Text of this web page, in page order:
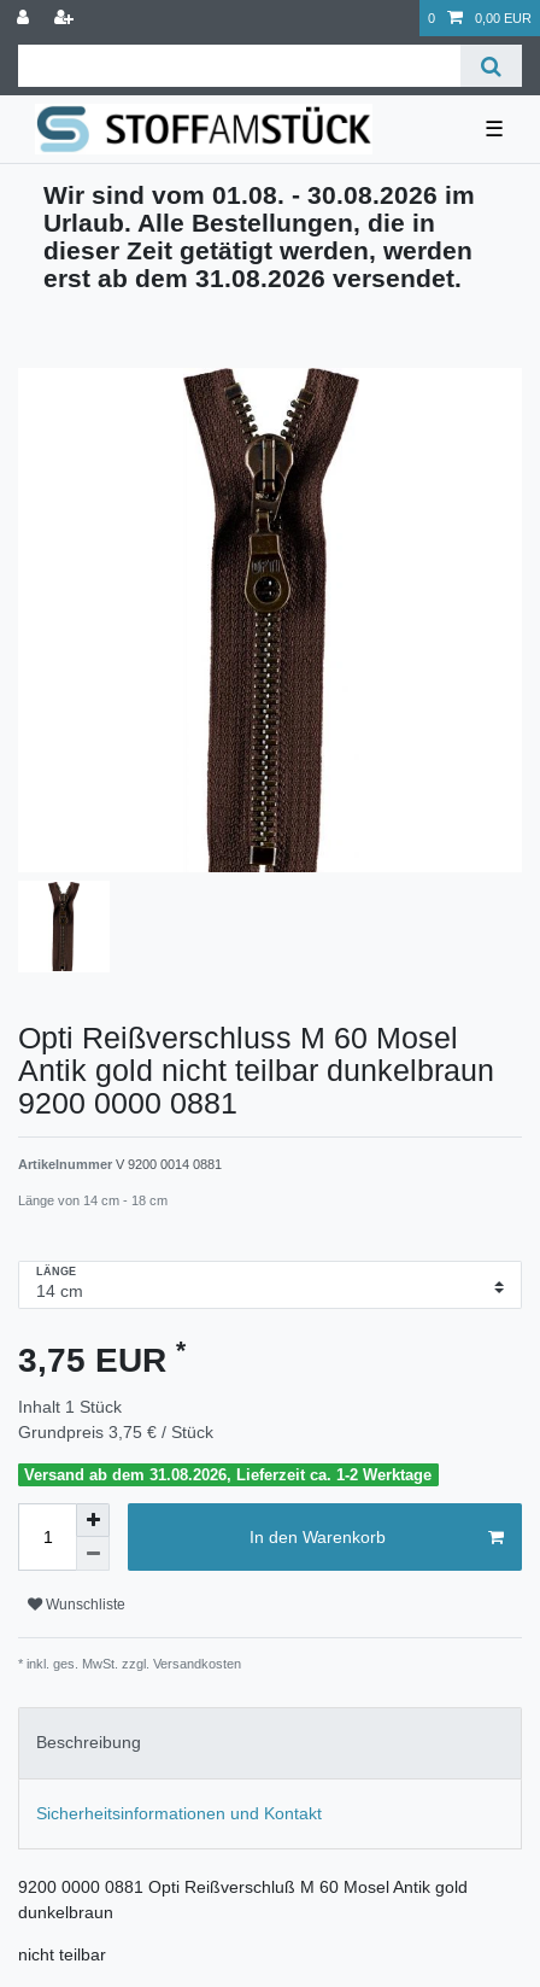
0 0,00 EUR
☰
Wir sind vom 01.08. - 30.08.2026 im
Urlaub. Alle Bestellungen, die in
dieser Zeit getätigt werden, werden
erst ab dem 31.08.2026 versendet.
Opti Reißverschluss M 60 Mosel
Antik gold nicht teilbar dunkelbraun
9200 0000 0881
Artikelnummer V 9200 0014 0881
Länge von 14 cm - 18 cm
LÄNGE
3,75 EUR *
Inhalt 1 Stück
Grundpreis 3,75 € / Stück
Versand ab dem 31.08.2026, Lieferzeit ca. 1-2 Werktage
In den Warenkorb
Wunschliste
* inkl. ges. MwSt. zzgl. Versandkosten
Beschreibung
Sicherheitsinformationen und Kontakt
9200 0000 0881 Opti Reißverschluß M 60 Mosel Antik gold
dunkelbraun
nicht teilbar